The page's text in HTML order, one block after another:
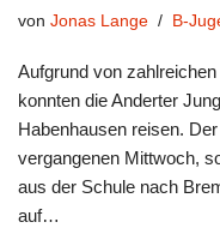
von Jonas Lange B-
Aufgrund von
konnten die Anderter
Habenhausen reisen.
vergangenen Mittwoch,
aus der Schule nach
auf…